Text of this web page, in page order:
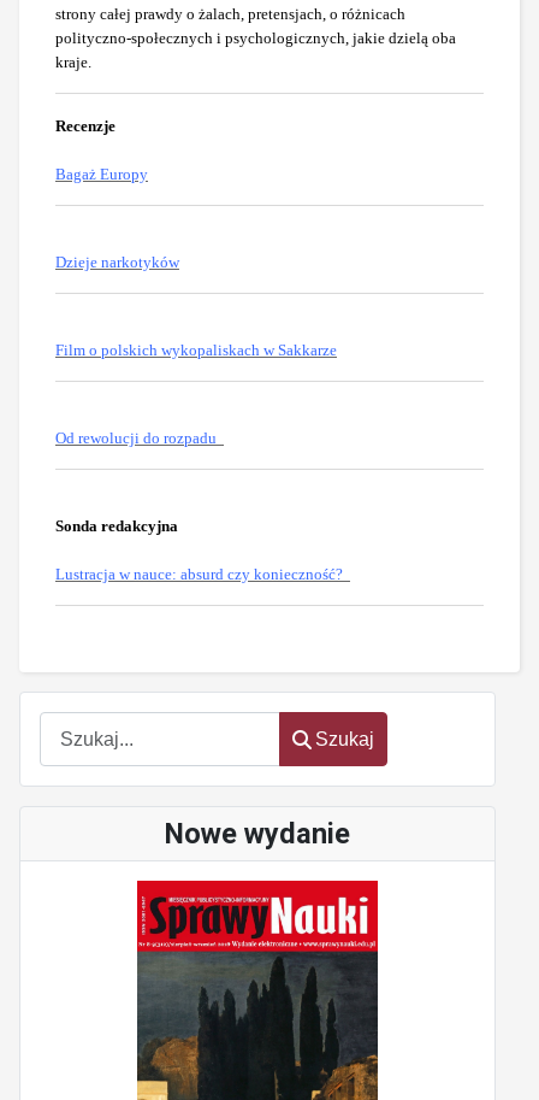
Szukaj
Szukaj
Nowe wydanie
strony całej prawdy o żalach, pretensjach, o różnicach
polityczno-społecznych i psychologicznych, jakie dzielą oba
kraje.
Recenzje
Bagaż Europy
Dzieje narkotyków
Film o polskich wykopaliskach w Sakkarze
Od rewolucji do rozpadu
Sonda redakcyjna
Lustracja w nauce: absurd czy konieczność?
software